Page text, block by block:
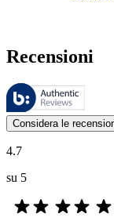
Recensioni
Queste recensioni
Le valutazioni dei
Considera le
4.7
su 5